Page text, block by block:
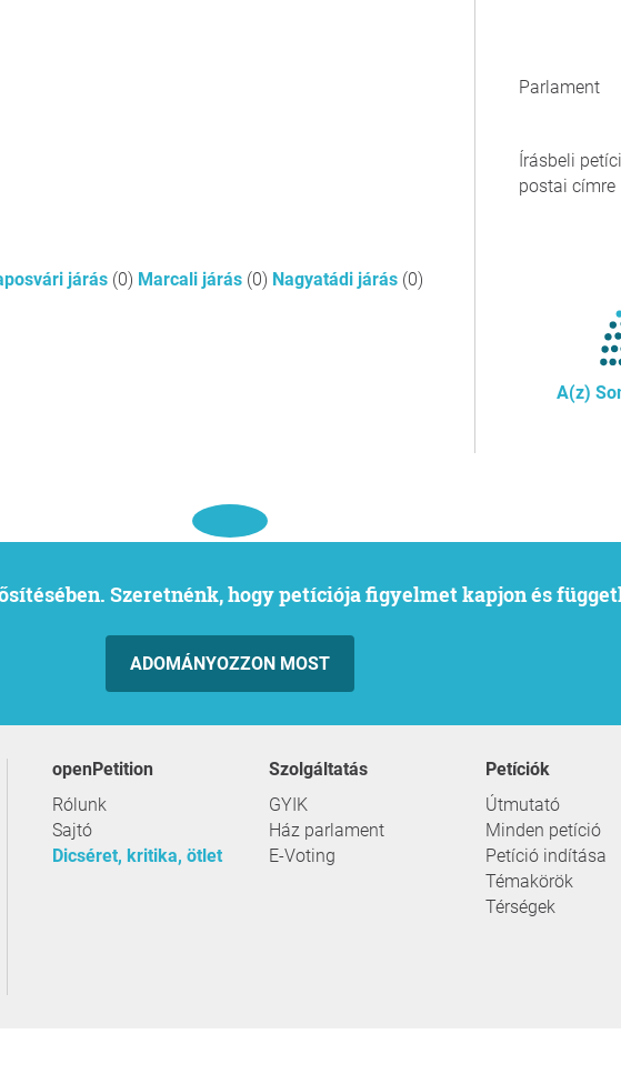
járás (0) Marcali járás (0) Nagyatádi járás (0)
Parlament
Írásbeli
postai címre
A(z)
Szeretnénk, hogy petíciója figyelmet kapjon és
ADOMÁNYOZZON MOST
openPetition
Rólunk
Sajtó
Dicséret, kritika, ötlet
szolgáltatás
GYIK
Ház parlament
E-Voting
Petíciók
Útmutató
Minden petíció
Petíció indítása
Témakörök
Térségek